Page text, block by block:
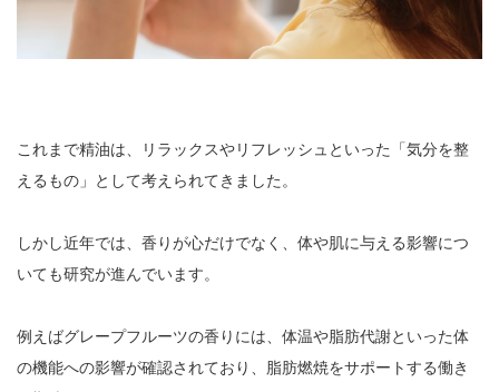
これまで精油は、リラックスやリフレッシュといった「気分を整
えるもの」として考えられてきました。
しかし近年では、香りが心だけでなく、体や肌に与える影響につ
いても研究が進んでいます。
例えばグレープフルーツの香りには、体温や脂肪代謝といった体
の機能への影響が確認されており、脂肪燃焼をサポートする働き